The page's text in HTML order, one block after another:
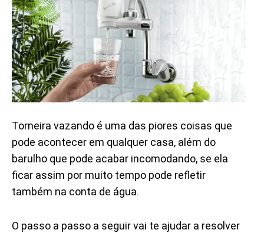
Torneira vazando é uma das piores coisas que
pode acontecer em qualquer casa, além do
barulho que pode acabar incomodando, se ela
ficar assim por muito tempo pode refletir
também na conta de água.
O passo a passo a seguir vai te ajudar a resolver